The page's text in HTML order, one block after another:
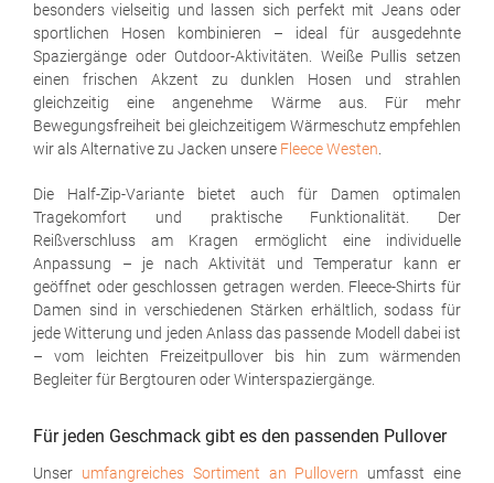
besonders vielseitig und lassen sich perfekt mit Jeans oder
sportlichen Hosen kombinieren – ideal für ausgedehnte
Spaziergänge oder Outdoor-Aktivitäten. Weiße Pullis setzen
einen frischen Akzent zu dunklen Hosen und strahlen
gleichzeitig eine angenehme Wärme aus. Für mehr
Bewegungsfreiheit bei gleichzeitigem Wärmeschutz empfehlen
wir als Alternative zu Jacken unsere Fleece Westen
Die Half-Zip-Variante bietet auch für Damen optimalen
Tragekomfort und praktische Funktionalität. Der
Reißverschluss am Kragen ermöglicht eine individuelle
Anpassung – je nach Aktivität und Temperatur kann er
geöffnet oder geschlossen getragen werden. Fleece-Shirts für
Damen sind in verschiedenen Stärken erhältlich, sodass für
jede Witterung und jeden Anlass das passende Modell dabei ist
– vom leichten Freizeitpullover bis hin zum wärmenden
Begleiter für Bergtouren oder Winterspaziergänge.
Für jeden Geschmack gibt es den passenden Pullover
Unser umfangreiches Sortiment an Pullovern umfasst eine